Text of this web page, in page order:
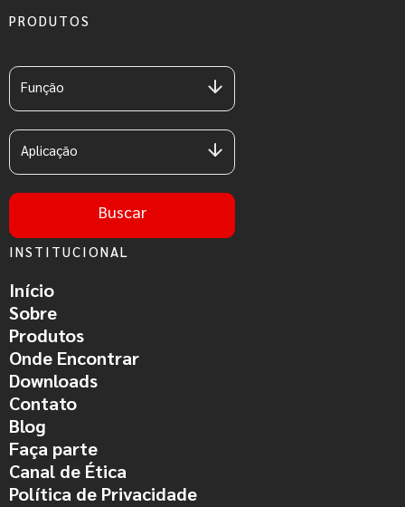
INSTITUCIONAL
Início
Sobre
Produtos
Onde Encontrar
Downloads
Contato
Blog
Faça parte
Canal de Ética
Política de Privacidade
PRODUTOS
Função
Aplicação
Buscar